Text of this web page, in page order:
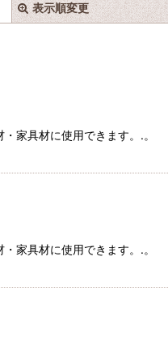
表示順変更
込む
家具材に使用できます。.。
家具材に使用できます。.。